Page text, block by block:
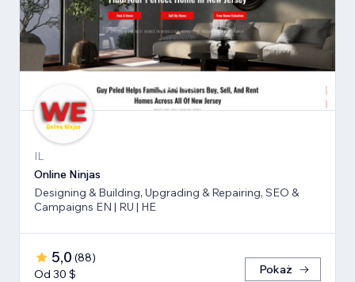
IL
Online Ninjas
Designing & Building, Upgrading & Repairing, SEO &
Campaigns EN | RU | HE
5,0 (88)
Od 30 $
Pokaż